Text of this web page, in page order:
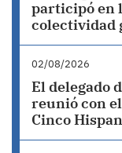
participó en
colectividad
02/08/2026
El delegado
reunió con
Cinco